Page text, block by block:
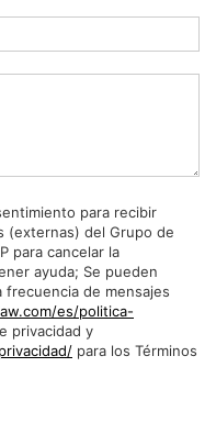
para recibir
(externas) del Grupo de
para cancelar la
ayuda; Se pueden
frecuencia de mensajes
es/politica-
privacidad y
para los Términos